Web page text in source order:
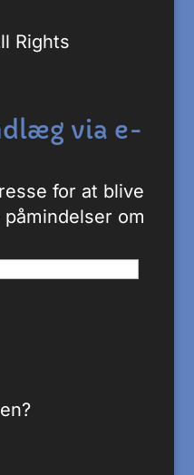
Rights
via e-
for at blive
om